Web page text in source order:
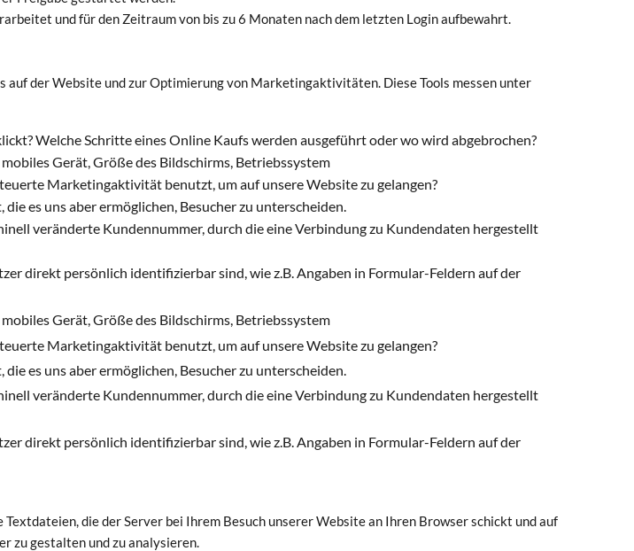
und für den Zeitraum von bis zu 6 Monaten nach dem letzten Login aufbewahrt.
der Website und zur Optimierung von Marketingaktivitäten. Diese Tools messen unter
Welche Schritte eines Online Kaufs werden ausgeführt oder wo wird abgebrochen?
Gerät, Größe des Bildschirms, Betriebssystem
Marketingaktivität benutzt, um auf unsere Website zu gelangen?
es uns aber ermöglichen, Besucher zu unterscheiden.
veränderte Kundennummer, durch die eine Verbindung zu Kundendaten hergestellt
direkt persönlich identifizierbar sind, wie z.B. Angaben in Formular-Feldern auf der
Gerät, Größe des Bildschirms, Betriebssystem
Marketingaktivität benutzt, um auf unsere Website zu gelangen?
es uns aber ermöglichen, Besucher zu unterscheiden.
veränderte Kundennummer, durch die eine Verbindung zu Kundendaten hergestellt
direkt persönlich identifizierbar sind, wie z.B. Angaben in Formular-Feldern auf der
die der Server bei Ihrem Besuch unserer Website an Ihren Browser schickt und auf
zu gestalten und zu analysieren.